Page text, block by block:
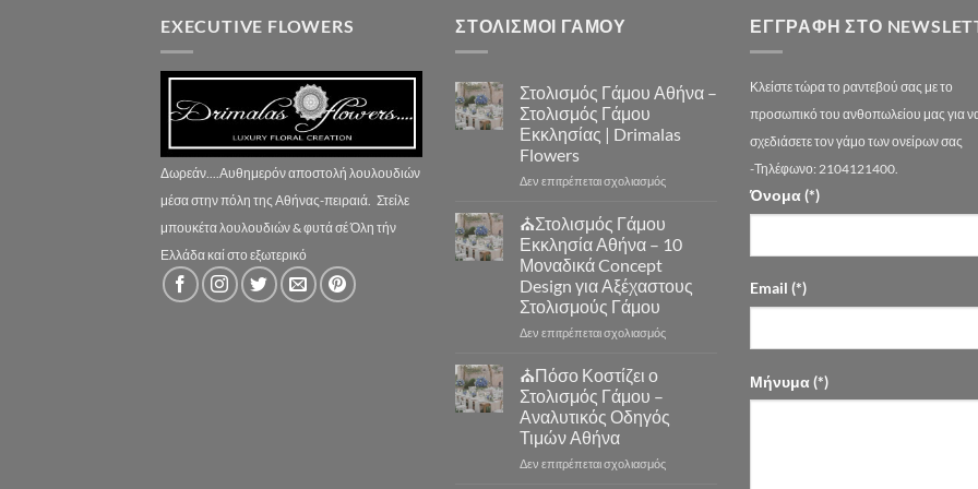
EXECUTIVE FLOWERS
Δωρεάν....Αυθημερόν αποστολή λουλουδιών
μέσα στην πόλη της Αθήνας-πειραιά. Στείλε
μπουκέτα λουλουδιών & φυτά σέ Όλη τήν
Ελλάδα καί στο εξωτερικό
ΣΤΟΛΙΣΜΟΙ ΓΑΜΟΥ
Στολισμός Γάμου Αθήνα –
Στολισμός Γάμου
Εκκλησίας | Drimalas
Flowers
Δεν επιτρέπεται σχολιασμόςστο
–
Γάμου
|
⛪Στολισμός Γάμου
Εκκλησία Αθήνα – 10
Μοναδικά Concept
Design για Αξέχαστους
Στολισμούς Γάμου
Δεν επιτρέπεται σχολιασμόςστο
Αθήνα
10
⛪Πόσο Κοστίζει ο
Στολισμός Γάμου –
Αναλυτικός Οδηγός
Τιμών Αθήνα
Δεν επιτρέπεται σχολιασμόςστο
ΕΓΓΡΑΦΉ ΣΤΟ
Κλείστε τώρα το ραντεβού σας με το
προσωπικό του ανθοπωλείου μας για
σχεδιάσετε τον γάμο των ονείρων σας
-Τηλέφωνο: 2104121400.
Όνομα (*)
Email (*)
Μήνυμα (*)